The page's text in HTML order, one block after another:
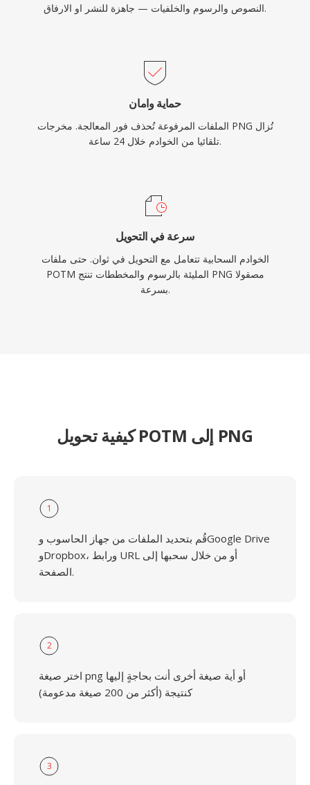
النصوص والرسوم والخلفيات — جاهزة للنشر او الارفاق.
حماية وامان
الملفات المرفوعة تُحذف فور المعالجة. مخرجات PNG تُزال
تلقائيا من الخوادم خلال 24 ساعة.
سرعة في التحويل
الخوادم السحابية تتعامل مع التحويل في ثوان. حتى ملفات
POTM المليئة بالرسوم والمخططات تنتج PNG مصقولا
بسرعة.
كيفية تحويل POTM إلى PNG
1
قُم بتحديد الملفات من جهاز الحاسوب وGoogle Drive
وDropbox، ورابط URL أو من خلال سحبها إلى
الصفحة.
2
اختر صيغة png أو أية صيغة أخرى أنت بحاجةٍ إليها
كنتيجة (أكثر من 200 صيغة مدعومة)
3